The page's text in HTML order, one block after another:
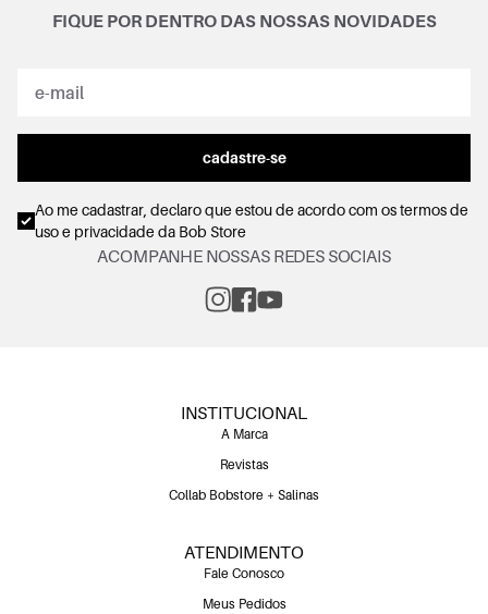
FIQUE POR DENTRO DAS NOSSAS NOVIDADES
cadastre-se
Ao me cadastrar, declaro que estou de acordo com ostermos de
uso e privacidadeda Bob Store
ACOMPANHE NOSSAS REDES SOCIAIS
INSTITUCIONAL
A Marca
Revistas
Collab Bobstore + Salinas
ATENDIMENTO
Fale Conosco
Meus Pedidos